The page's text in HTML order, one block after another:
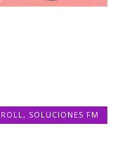
, SOLUCIONES FM